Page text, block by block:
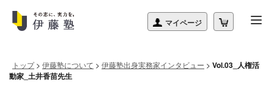
トップ> 伊藤塾について > 伊藤塾出身実務家インタビュー > Vol.03_人権活
動家_土井香苗先生